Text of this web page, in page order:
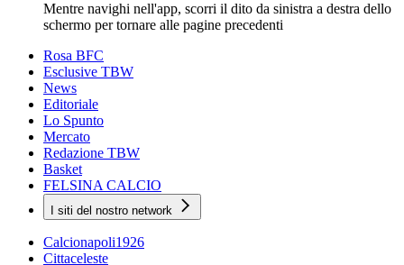
Mentre navighi nell'app, scorri il dito da sinistra a destra dello
schermo per tornare alle pagine precedenti
Rosa BFC
Esclusive TBW
News
Editoriale
Lo Spunto
Mercato
Redazione TBW
Basket
FELSINA CALCIO
I siti del nostro network
Calcionapoli1926
Cittaceleste